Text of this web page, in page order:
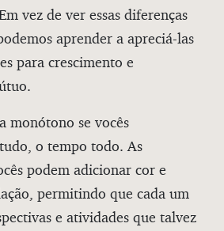
vez de ver essas diferenças
aprender a apreciá-las
para crescimento e
monótono se vocês
o tempo todo. As
podem adicionar cor e
permitindo que cada um
e atividades que talvez